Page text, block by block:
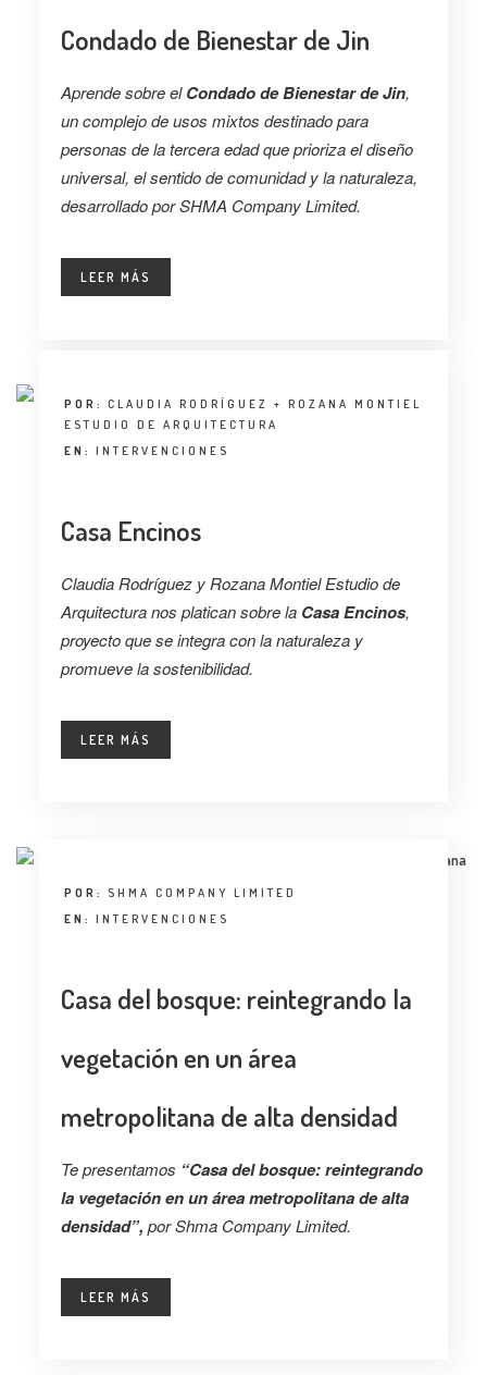
Condado de Bienestar de Jin
Aprende sobre elCondado de Bienestar de Jin,
un complejo de usos mixtos destinado para
personas de la tercera edad que prioriza el diseño
universal, el sentido de comunidad y la naturaleza,
desarrollado por SHMA Company Limited.
LEER MÁS
POR: CLAUDIA RODRÍGUEZ + ROZANA MONTIEL
ESTUDIO DE ARQUITECTURA
EN: INTERVENCIONES
Casa Encinos
Claudia Rodríguez y Rozana Montiel Estudio de
Arquitectura nos platican sobre la Casa Encinos,
proyecto que se integra con la naturaleza y
promueve la sostenibilidad.
LEER MÁS
POR: SHMA COMPANY LIMITED
EN: INTERVENCIONES
Casa del bosque: reintegrando la
vegetación en un área
metropolitana de alta densidad
Te presentamos “Casa del bosque: reintegrando
la vegetación en un área metropolitana de alta
densidad”, por Shma Company Limited.
LEER MÁS